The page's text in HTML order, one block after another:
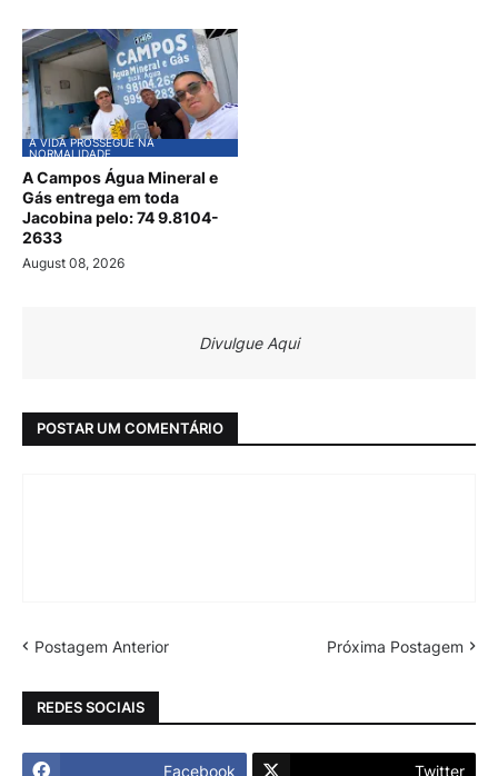
A VIDA PROSSEGUE NA
NORMALIDADE
A Campos Água Mineral e
Gás entrega em toda
Jacobina pelo: 74 9.8104-
2633
August 08, 2026
Divulgue Aqui
POSTAR UM COMENTÁRIO
Postagem Anterior Próxima Postagem
REDES SOCIAIS
Facebook Twitter